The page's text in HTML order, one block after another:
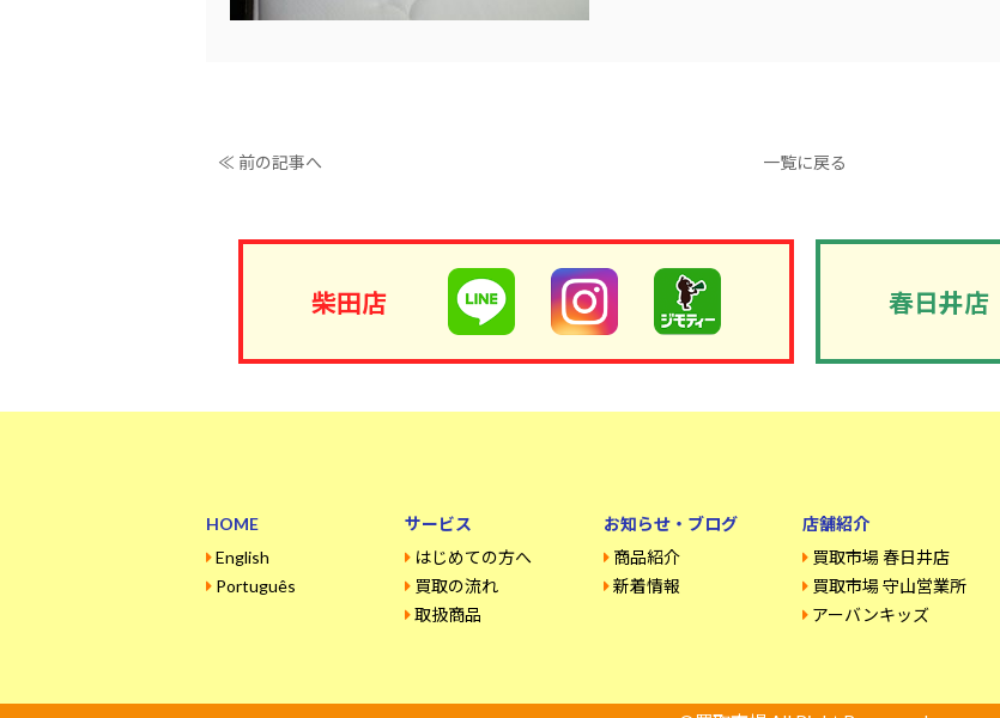
≪ 前の記事へ 一覧に戻る
柴田店 春日井店
HOME
English
Português
サービス
はじめての方へ
買取の流れ
取扱商品
お知らせ・ブログ
商品紹介
新着情報
店舗紹介
買取市場 春日井店
買取市場 守山営業所
アーバンキッズ